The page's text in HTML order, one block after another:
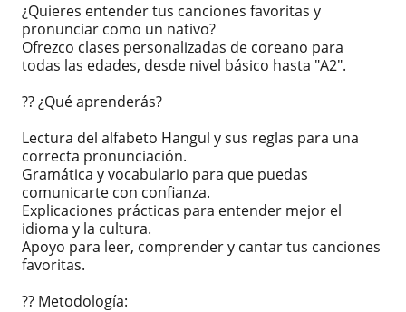
¿Quieres entender tus canciones favoritas y
pronunciar como un nativo?
Ofrezco clases personalizadas de coreano para
todas las edades, desde nivel básico hasta "A2".
?? ¿Qué aprenderás?
Lectura del alfabeto Hangul y sus reglas para una
correcta pronunciación.
Gramática y vocabulario para que puedas
comunicarte con confianza.
Explicaciones prácticas para entender mejor el
idioma y la cultura.
Apoyo para leer, comprender y cantar tus canciones
favoritas.
?? Metodología: